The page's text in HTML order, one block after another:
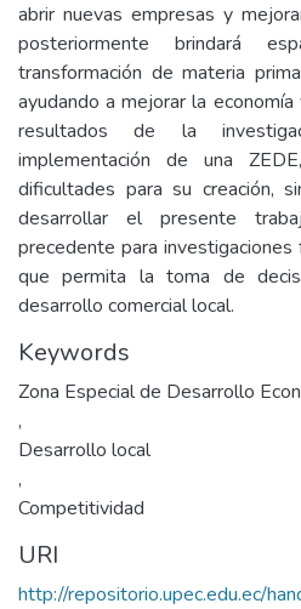
abrir nuevas empresas y
posteriormente brindará
transformación de materia
ayudando a mejorar la
resultados de la
implementación de una
dificultades para su creación,
desarrollar el presente
precedente para
que permita la toma de
desarrollo comercial local.
Keywords
Zona Especial de Desarrollo
,
Desarrollo local
,
Competitividad
URI
http://repositorio.upec.edu.ec/